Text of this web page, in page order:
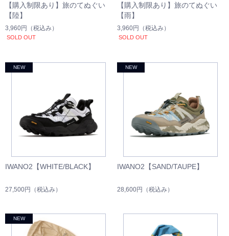
【購入制限あり】旅のてぬぐい
【陸】
3,960円 （税込み）
SOLD OUT
【購入制限あり】旅のてぬぐい
【雨】
3,960円 （税込み）
SOLD OUT
IWANO2【WHITE/BLACK】
27,500円 （税込み）
IWANO2【SAND/TAUPE】
28,600円 （税込み）